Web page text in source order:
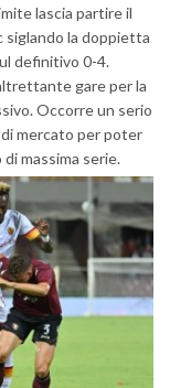
lascia partire il
siglando la doppietta
definitivo 0-4.
gare per la
Occorre un serio
mercato per poter
massima serie.